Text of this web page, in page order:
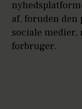
det er
af, foruden den
sociale medier,
forbruger.